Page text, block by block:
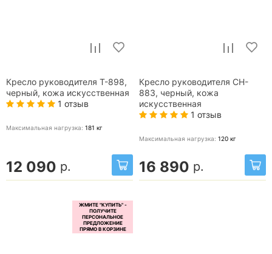
Кресло руководителя T-898,
черный, кожа искусственная
1 отзыв
Максимальная нагрузка: 181 кг
12 090 р.
Кресло руководителя CH-
883, черный, кожа
искусственная
1 отзыв
Максимальная нагрузка: 120 кг
16 890 р.